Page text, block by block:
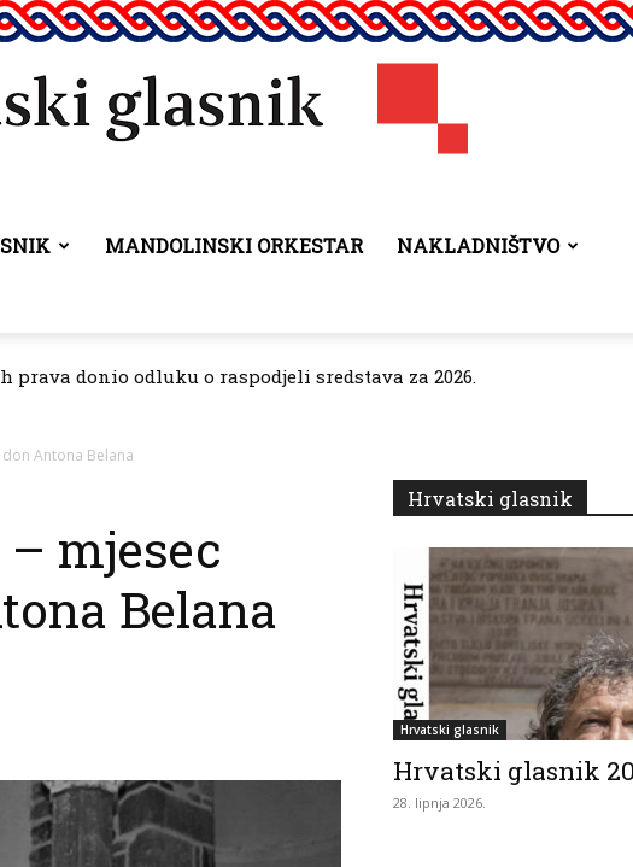
MANDOLINSKI ORKESTAR NAKLADNIŠTVO
donio odluku o raspodjeli sredstava za 2026.
Antona Belana
mjesec
Belana
Hrvatski glasnik
Hrvatski glasnik
Hrvatski glasnik
28. lipnja 2026.